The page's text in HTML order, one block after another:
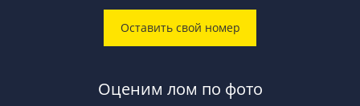
Оставить свой номер
Оценим лом по фото